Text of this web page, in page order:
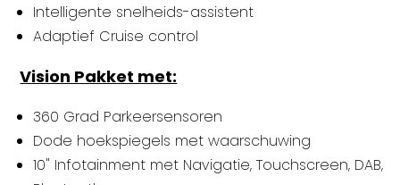
Intelligente snelheids-assistent
Adaptief Cruise control
Vision Pakket met:
360 Grad Parkeersensoren
Dode hoekspiegels met waarschuwing
10" Infotainment met Navigatie, Touchscreen, DAB,